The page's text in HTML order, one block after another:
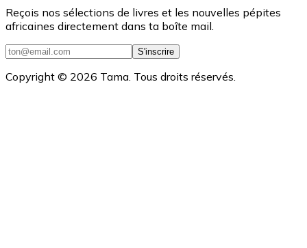
Reçois nos sélections de livres et les nouvelles pépites
africaines directement dans ta boîte mail.
S'inscrire
Copyright © 2026 Tama. Tous droits réservés.